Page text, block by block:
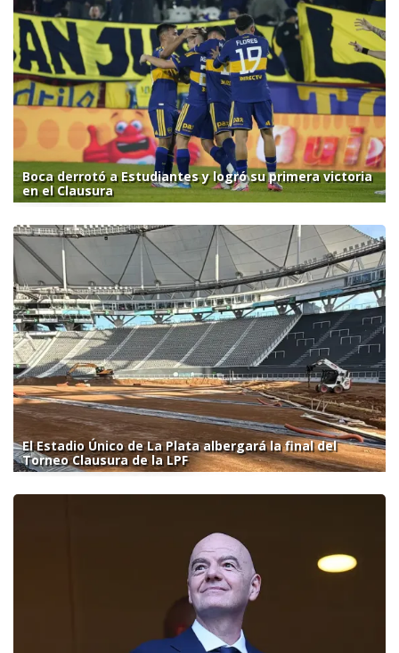
Boca derrotó a Estudiantes y logró su primera victoria
en el Clausura
El Estadio Único de La Plata albergará la final del
Torneo Clausura de la LPF